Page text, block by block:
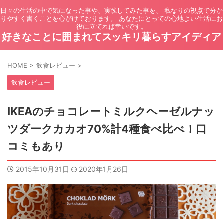
日々の生活の中で気になった事や、実践してみた事を、 私なりの視点で分か
りやすく書くことを心がけております。 あなたにとっての心地よい生活にお
役に立てれば幸いです。
好きなことに囲まれてスッキリ暮らすアイディア
HOME > 飲食レビュー >
飲食レビュー
IKEAのチョコレートミルクヘーゼルナッ
ツダークカカオ70%計4種食べ比べ！口
コミもあり
2015年10月31日 2020年1月26日